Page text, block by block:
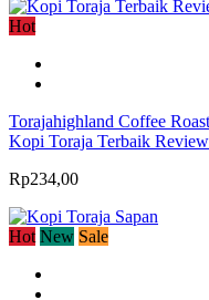
Hot
Torajahighland Coffee
Kopi Toraja Terbaik
Rp234,00
Hot New Sale